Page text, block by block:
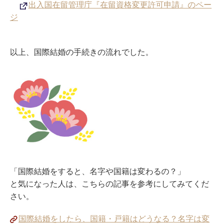
出入国在留管理庁『在留資格変更許可申請』のペー
ジ
以上、国際結婚の手続きの流れでした。
「国際結婚をすると、名字や国籍は変わるの？」
と気になった人は、こちらの記事を参考にしてみてくだ
さい。
国際結婚をしたら、国籍・戸籍はどうなる？名字は変